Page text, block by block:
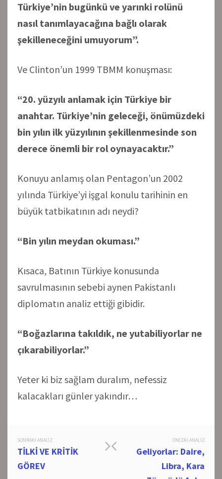
Türkiye’nin bugünkü ve yarınki rolünü
nasıl tanımlayacağına bağlı olarak
şekilleneceğini umuyorum”.
Ve Clinton’un 1999 TBMM konuşması:
“20. yüzyılı anlamak için Türkiye bir
anahtar. Türkiye’nin geleceği, önümüzdeki
bin yılın ilk yüzyılının şekillenmesinde son
derece önemli bir rol oynayacaktır.”
Konuyu anlamış olan Pentagon’un 2002
yılında Türkiye’yi işgal konulu tarihinin en
büyük tatbikatının adı neydi?
“Bin yılın meydan okuması.”
Kısaca, Batının Türkiye konusunda
savrulmasının sebebi aynen Pakistanlı
diplomatın analiz ettiği gibidir.
“Boğazlarına takıldık, ne yutabiliyorlar ne
çıkarabiliyorlar.”
Yeter ki biz sağlam duralım, nefessiz
kalacakları günler yakındır…
Post
navigation
ÖNCEKI ANALIZ
Geliyorlar: Daire,
Libra, Kara
SONRAKI ANALIZ
TİLKİ VE KRİTİK
GÖREV